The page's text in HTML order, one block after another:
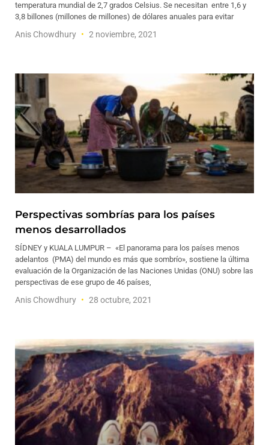
temperatura mundial de 2,7 grados Celsius. Se necesitan entre 1,6 y
3,8 billones (millones de millones) de dólares anuales para evitar
Anis Chowdhury 2 noviembre, 2021
Perspectivas sombrías para los países
menos desarrollados
SÍDNEY y KUALA LUMPUR – «El panorama para los países menos
adelantos (PMA) del mundo es más que sombrío», sostiene la última
evaluación de la Organización de las Naciones Unidas (ONU) sobre las
perspectivas de ese grupo de 46 países,
Anis Chowdhury 28 octubre, 2021